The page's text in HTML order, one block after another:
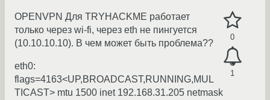
0
1
OPENVPN Для TRYHACKME работает
только через wi-fi, через eth не пингуется
(10.10.10.10). В чем может быть проблема??
eth0:
flags=4163<UP,BROADCAST,RUNNING,MUL
TICAST> mtu 1500 inet 192.168.31.205 netmask